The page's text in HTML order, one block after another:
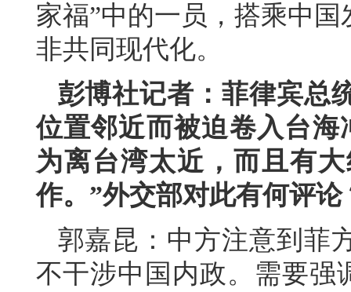
家福”中的一员，搭乘中
非共同现代化。
彭博社记者：菲律宾总
位置邻近而被迫卷入台
为离台湾太近，而且有
作。”外交部对此有何评论
郭嘉昆：中方注意到菲
不干涉中国内政。需要强